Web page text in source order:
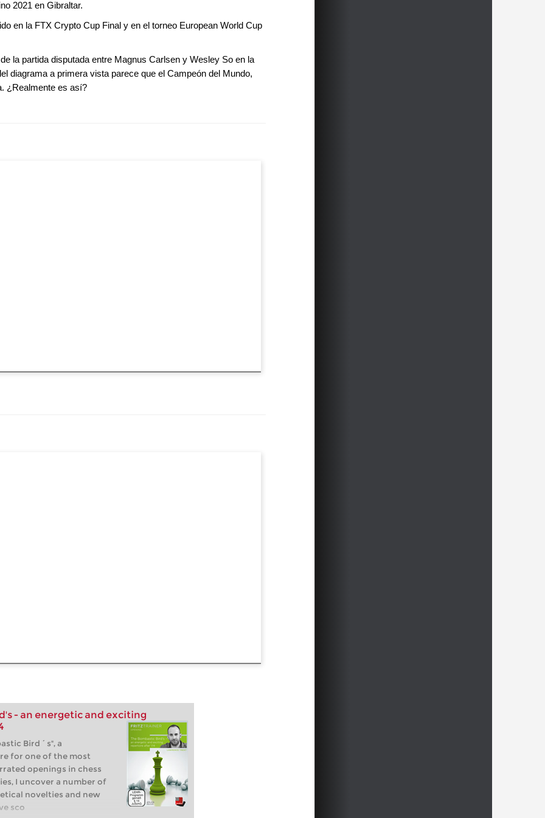
2021 en Gibraltar.
en la FTX Crypto Cup Final y en el torneo European World Cup
la partida disputada entre Magnus Carlsen y Wesley So en la
diagrama a primera vista parece que el Campeón del Mundo,
¿Realmente es así?
- an energetic and exciting
Bird´s", a
for one of the most
openings in chess
I uncover a number of
novelties and new
sco